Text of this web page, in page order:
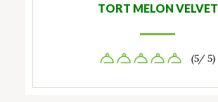
TORT MELON VELVET
(5/ 5)